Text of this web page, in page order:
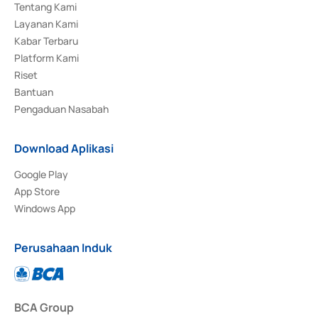
Tentang Kami
Layanan Kami
Kabar Terbaru
Platform Kami
Riset
Bantuan
Pengaduan Nasabah
Download Aplikasi
Google Play
App Store
Windows App
Perusahaan Induk
BCA Group